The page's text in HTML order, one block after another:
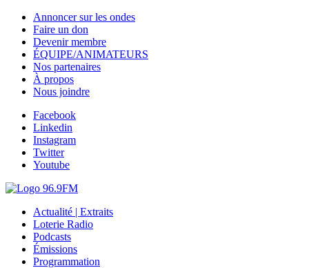
Annoncer sur les ondes
Faire un don
Devenir membre
ÉQUIPE/ANIMATEURS
Nos partenaires
À propos
Nous joindre
Facebook
Linkedin
Instagram
Twitter
Youtube
Actualité | Extraits
Loterie Radio
Podcasts
Émissions
Programmation